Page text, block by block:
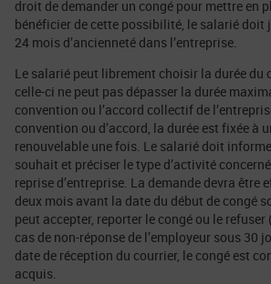
droit de demander un congé pour mettre en
bénéficier de cette possibilité, le salarié doit
24 mois d’ancienneté dans l’entreprise.
Le salarié peut librement choisir la durée du
celle-ci ne peut pas dépasser la durée
convention ou l’accord collectif de
convention ou d’accord, la durée est fixée à
renouvelable une fois. Le salarié doit
souhait et préciser le type d’activité
reprise d’entreprise. La demande devra être
deux mois avant la date du début de congé
peut accepter, reporter le congé ou le
cas de non-réponse de l’employeur sous 30
date de réception du courrier, le congé est
acquis.